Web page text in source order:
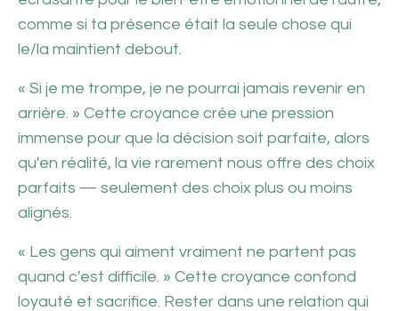
comme si ta présence était la seule chose qui
le/la maintient debout.
« Si je me trompe, je ne pourrai jamais revenir en
arrière. » Cette croyance crée une pression
immense pour que la décision soit parfaite, alors
qu'en réalité, la vie rarement nous offre des choix
parfaits — seulement des choix plus ou moins
alignés.
« Les gens qui aiment vraiment ne partent pas
quand c'est difficile. » Cette croyance confond
loyauté et sacrifice. Rester dans une relation qui